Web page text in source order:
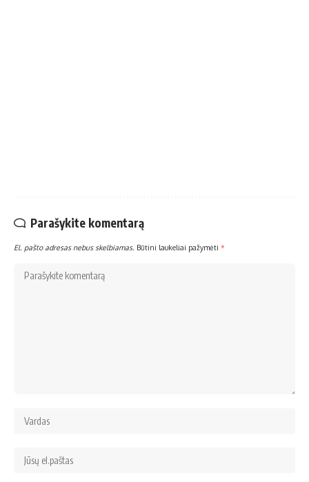
Parašykite komentarą
El. pašto adresas nebus skelbiamas. Būtini laukeliai pažymėti *